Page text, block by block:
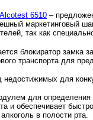
6510 –
маркетинговый
так как
блокиратор замка
транспорта для
для
для определения
и обеспечивает
в полости рта.